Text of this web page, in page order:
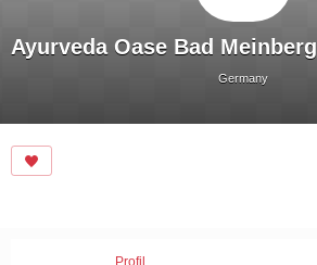
Ayurveda Oase Bad Meinberg
Germany
Profil